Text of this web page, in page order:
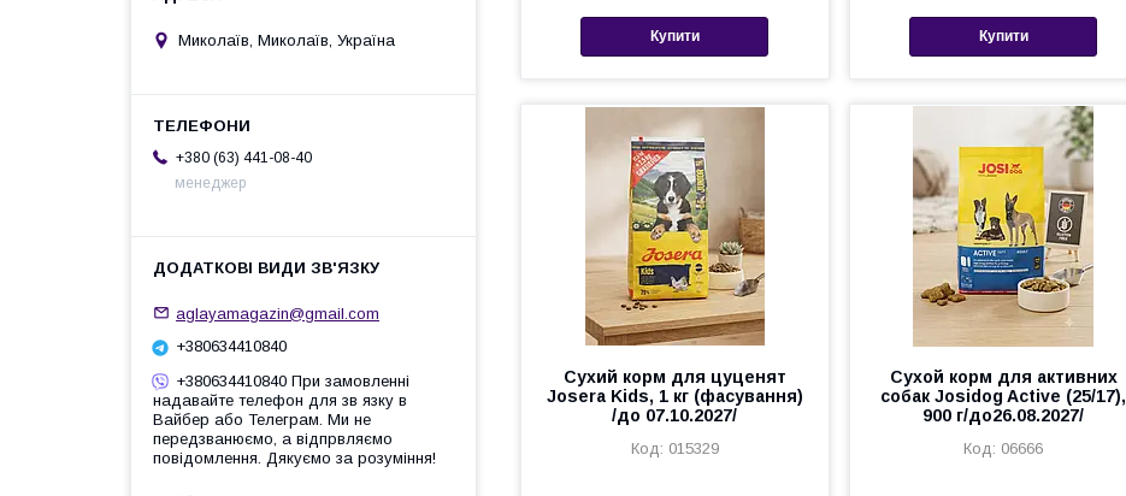
Купити Купити
Сухий корм для цуценят
Josera Kids, 1 кг (фасування)
/до 07.10.2027/
015329
Сухой корм для активних
собак Josidog Active (25/17),
900 г/до26.08.2027/
06666
Миколаїв, Миколаїв, Україна
+380 (63) 441-08-40
менеджер
aglayamagazin@gmail.com
+380634410840
+380634410840 При замовленні
надавайте телефон для зв язку в
Вайбер або Телеграм. Ми не
передзванюємо, а відпрвляємо
повідомлення. Дякуємо за розуміння!